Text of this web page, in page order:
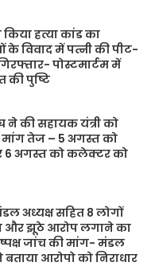
हत्या कांड का
विवाद में पत्नी की पीट-
पोस्टमार्टम में
की पुष्टि
की सहायक यंत्री को
तेज – 5 अगस्त को
अगस्त को कलेक्टर को
अध्यक्ष सहित 8 लोगों
और झूठे आरोप लगाने का
जांच की मांग- मंडल
आरोपो को निराधार